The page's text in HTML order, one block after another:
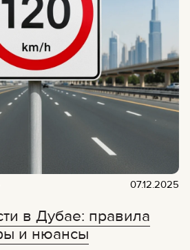
07.12.2025
в Дубае: правила
и нюансы